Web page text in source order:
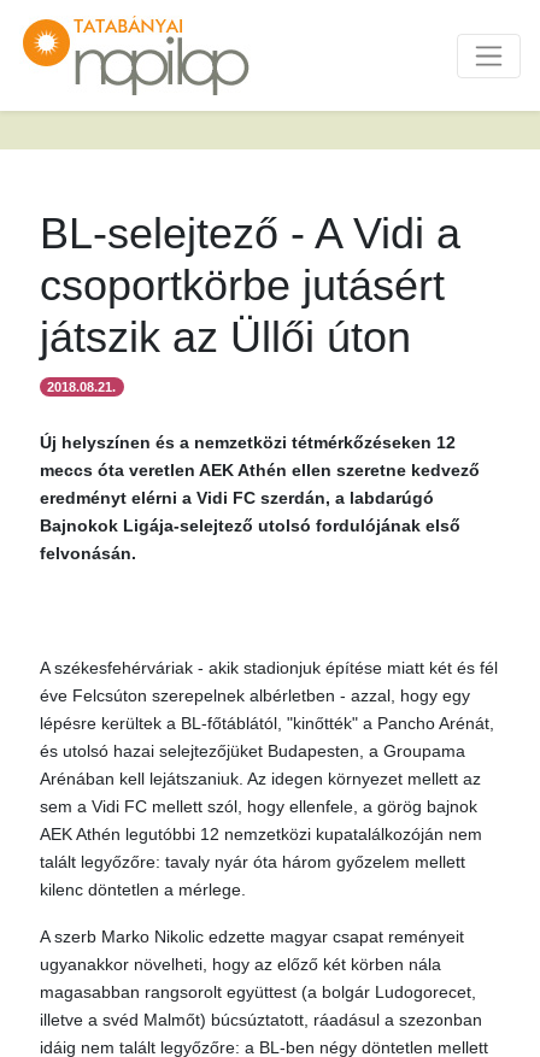
BL-selejtező - A Vidi a
csoportkörbe jutásért
játszik az Üllői úton
2018.08.21.
Új helyszínen és a nemzetközi tétmérkőzéseken 12
meccs óta veretlen AEK Athén ellen szeretne kedvező
eredményt elérni a Vidi FC szerdán, a labdarúgó
Bajnokok Ligája-selejtező utolsó fordulójának első
felvonásán.
A székesfehérváriak - akik stadionjuk építése miatt két és fél
éve Felcsúton szerepelnek albérletben - azzal, hogy egy
lépésre kerültek a BL-főtáblától, "kinőtték" a Pancho Arénát,
és utolsó hazai selejtezőjüket Budapesten, a Groupama
Arénában kell lejátszaniuk. Az idegen környezet mellett az
sem a Vidi FC mellett szól, hogy ellenfele, a görög bajnok
AEK Athén legutóbbi 12 nemzetközi kupatalálkozóján nem
talált legyőzőre: tavaly nyár óta három győzelem mellett
kilenc döntetlen a mérlege.
A szerb Marko Nikolic edzette magyar csapat reményeit
ugyanakkor növelheti, hogy az előző két körben nála
magasabban rangsorolt együttest (a bolgár Ludogorecet,
illetve a svéd Malmőt) búcsúztatott, ráadásul a szezonban
idáig nem talált legyőzőre: a BL-ben négy döntetlen mellett